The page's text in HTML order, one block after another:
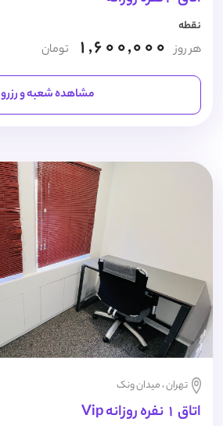
نقطه
هر روز 1,600,000 تومان
مشاهده شعبه و رزرو
تهران ، میدان ونک
اتاق 1 نفره روزانه Vip